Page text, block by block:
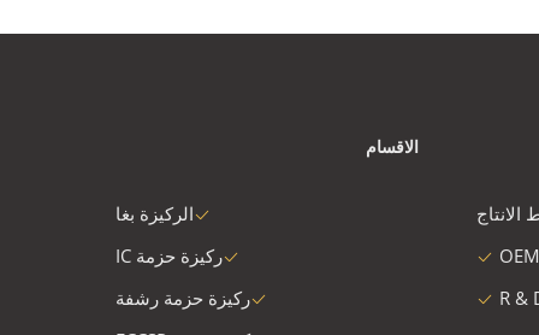
الاقسام
الركيزة بغا
ركيزة حزمة IC
ركيزة حزمة رشفة
الانتاج
R &